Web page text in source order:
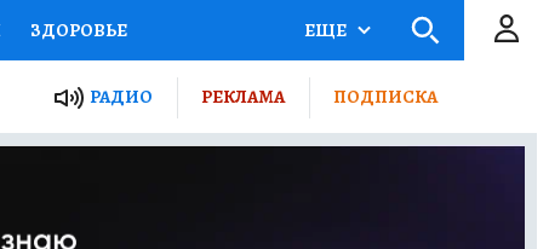
ЗДОРОВЬЕ
РОССИИ
ПУТЕВОДИТЕЛЬ
ЕЩЕ
РАДИО РЕКЛАМА ПОДПИСКА